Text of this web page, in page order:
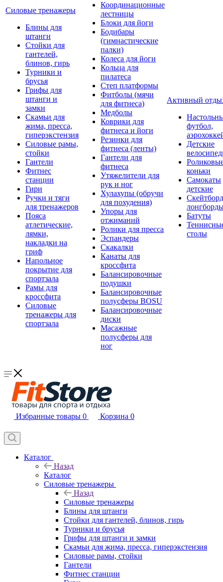
Силовые тренажеры
Блины для
штанги
Стойки для
гантелей,
блинов, гирь
Турники и
брусья
Грифы для
штанги и
замки
Скамьи для
жима, пресса,
гиперэкстензия
Силовые рамы,
стойки
Гантели
Фитнес
станции
Гири
Ручки и тяги
для тренажеров
Пояса
атлетические,
лямки,
накладки на
гриф
Напольное
покрытие для
спортзала
Рамы для
кроссфита
Силовые
тренажеры для
спортзала
Координационные
лестницы
Блоки для йоги
Бодибары
(гимнастические
палки)
Колеса для йоги
Кольца для
пилатеса
Степ платформы
Фитболы (мячи
для фитнеса)
Медболы
Коврики для
фитнеса и йоги
Резинки для
фитнеса (ленты)
Гантели для
фитнеса
Утяжелители для
рук и ног
Хулахупы (обручи
для похудения)
Упоры для
отжиманий
Ролики для пресса
Эспандеры
Скакалки
Канаты для
кроссфита
Балансировочные
подушки
Балансировочные
полусферы BOSU
Балансировочные
диски
Масажные
полусферы для
ног
Активный
футбол,
Детские
коньки
Самокаты
детские
Батуты
столы
Избранные товары 0 Корзина 0
Каталог
Назад
Каталог
Силовые тренажеры
Назад
Силовые тренажеры
Блины для штанги
Стойки для гантелей, блинов, гирь
Турники и брусья
Грифы для штанги и замки
Скамьи для жима, пресса, гиперэкстензия
Силовые рамы, стойки
Гантели
Фитнес станции